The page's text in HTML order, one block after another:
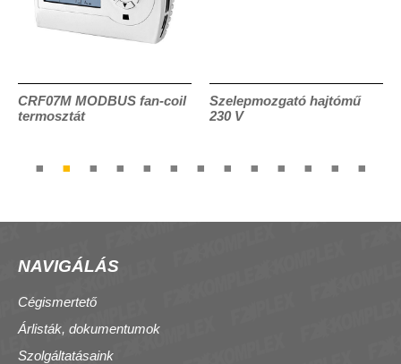
CRF07M MODBUS fan-coil
termosztát
Szelepmozgató hajtómű
230 V
NAVIGÁLÁS
Cégismertető
Árlisták, dokumentumok
Szolgáltatásaink